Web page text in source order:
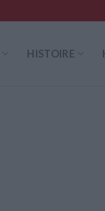
HISTOIRE